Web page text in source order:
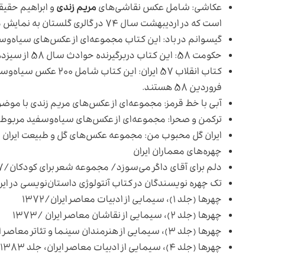
عکاشی: شامل عکس نقاشی‌هایمریم زندیو ابراهیم
است که در اردیبهشت سال ۷۴ در گالری گلستان به نمایش درآمده است.
گیسوانم در باد: این کتاب مجموعه‌ای از عکس‌های سیاه‌وسفید مربوط
حکومت ۵۸: این کتاب دربرگیرنده حوادث سال ۵۸ از سیزدهم فروردین تا بسته شدن دانشگاه به دلیل انقلاب فرهنگی است.
فروردین ۵۸ هستند.
آبی با خط قرمز: مجموعه‌ای از عکس‌های مریم زندی با
ترکمن و صحرا: مجموعه‌ای از عکس‌های سیاه‌وسفید مربوط به
ایران گل محبوب من: مجموعه عکس‌های گل و طبیعت ایران
چهره‌های معماران ایران
دلم برای آقای داگر می‌سوزد/ مجموعه شعر برای کودکان/۱۳۹۷
تک چهره نویسندگان در کتاب آنتولوژی داستان‌نویسی در ایران از ۱۹۲۱ تا ۱۹۹۲، چاپ در
چهرها (جلد ۱)، سیمایی از ادبیات معاصر ایران/۱۳۷۲
چهرها (جلد ۲)، سیمایی از نقاشان معاصر ایران /۱۳۷۳
چهرها (جلد ۳)، سیمایی از هنرمندان سینما و تئاتر معاصر ایران/۱۳۷۶
چهرها (جلد ۴)، سیمایی از ادبیات معاصر ایران، جلد ۲/۱۳۸۳